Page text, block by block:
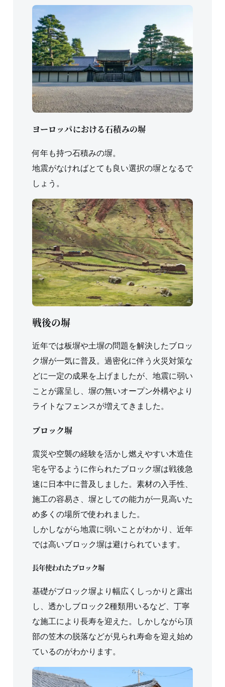
ヨーロッパにおける石積みの塀
何年も持つ石積みの塀。
地震がなければとても良い選択の塀となるで
しょう。
戦後の塀
近年では板塀や土塀の問題を解決したブロッ
ク塀が一気に普及。過密化に伴う火災対策な
どに一定の成果を上げましたが、地震に弱い
ことが露呈し、塀の無いオープン外構やより
ライトなフェンスが増えてきました。
ブロック塀
震災や空襲の経験を活かし燃えやすい木造住
宅を守るように作られたブロック塀は戦後急
速に日本中に普及しました。素材の入手性、
施工の容易さ、塀としての能力が一見高いた
め多くの場所で使われました。
しかしながら地震に弱いことがわかり、近年
では高いブロック塀は避けられています。
長年使われたブロック塀
基礎がブロック塀より幅広くしっかりと露出
し、透かしブロック2種類用いるなど、丁寧
な施工により長寿を迎えた。しかしながら頂
部の笠木の脱落などが見られ寿命を迎え始め
ているのがわかります。